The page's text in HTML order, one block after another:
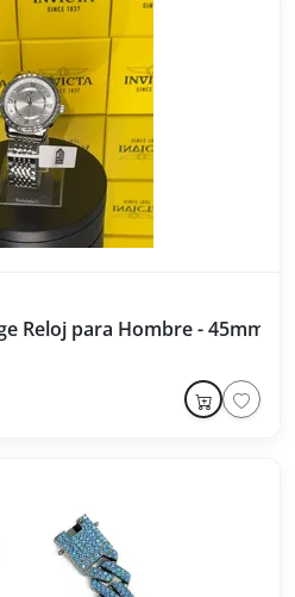
Reloj para Hombre - 45mm,